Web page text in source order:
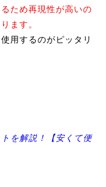
ため再現性が高いの
ます。
用するのがピッタリ
を解説！【安くて便